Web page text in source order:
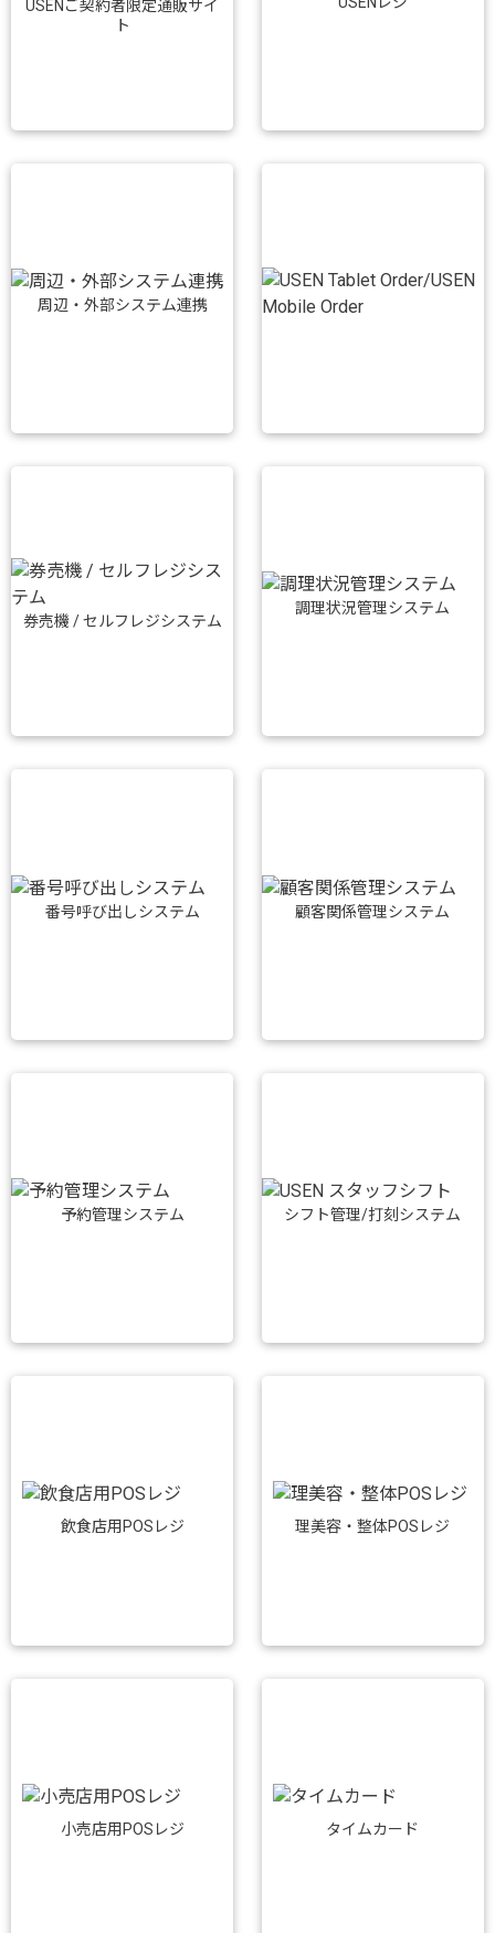
USENご契約者限定通販サイ
ト
周辺・外部システム連携
券売機 / セルフレジシステム
調理状況管理システム
番号呼び出しシステム 顧客関係管理システム
予約管理システム シフト管理/打刻システム
飲食店用POSレジ 理美容・整体POSレジ
小売店用POSレジ タイムカード